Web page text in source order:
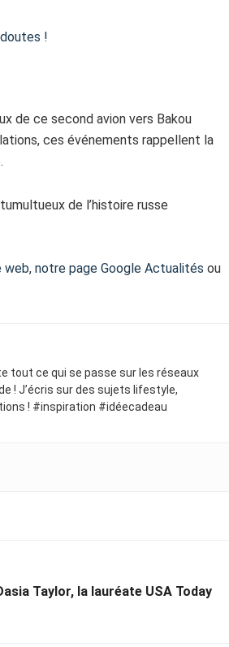
!
de ce second avion vers Bakou
ces événements rappellent la
de l’histoire russe
web, notre page Google Actualités ou
tout ce qui se passe sur les réseaux
! J’écris sur des sujets lifestyle,
! #inspiration #idéecadeau
Taylor, la lauréate USA Today